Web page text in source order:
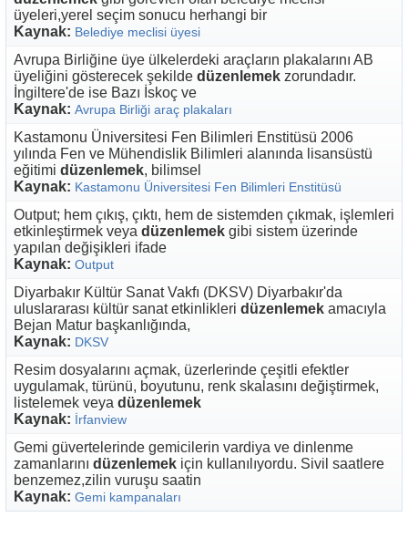
üyeleri,yerel seçim sonucu herhangi bir
Kaynak: Belediye meclisi üyesi
Avrupa Birliğine üye ülkelerdeki araçların plakalarını AB
üyeliğini gösterecek şekilde düzenlemek zorundadır.
İngiltere'de ise Bazı İskoç ve
Kaynak: Avrupa Birliği araç plakaları
Kastamonu Üniversitesi Fen Bilimleri Enstitüsü 2006
yılında Fen ve Mühendislik Bilimleri alanında lisansüstü
eğitimi düzenlemek, bilimsel
Kaynak: Kastamonu Üniversitesi Fen Bilimleri Enstitüsü
Output; hem çıkış, çıktı, hem de sistemden çıkmak, işlemleri
etkinleştirmek veya düzenlemek gibi sistem üzerinde
yapılan değişikleri ifade
Kaynak: Output
Diyarbakır Kültür Sanat Vakfı (DKSV) Diyarbakır'da
uluslararası kültür sanat etkinlikleri düzenlemek amacıyla
Bejan Matur başkanlığında,
Kaynak: DKSV
Resim dosyalarını açmak, üzerlerinde çeşitli efektler
uygulamak, türünü, boyutunu, renk skalasını değiştirmek,
listelemek veya düzenlemek
Kaynak: İrfanview
Gemi güvertelerinde gemicilerin vardiya ve dinlenme
zamanlarını düzenlemek için kullanılıyordu. Sivil saatlere
benzemez,zilin vuruşu saatin
Kaynak: Gemi kampanaları